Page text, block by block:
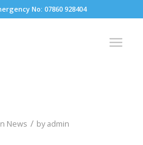
No: 07860 928404
News / byadmin